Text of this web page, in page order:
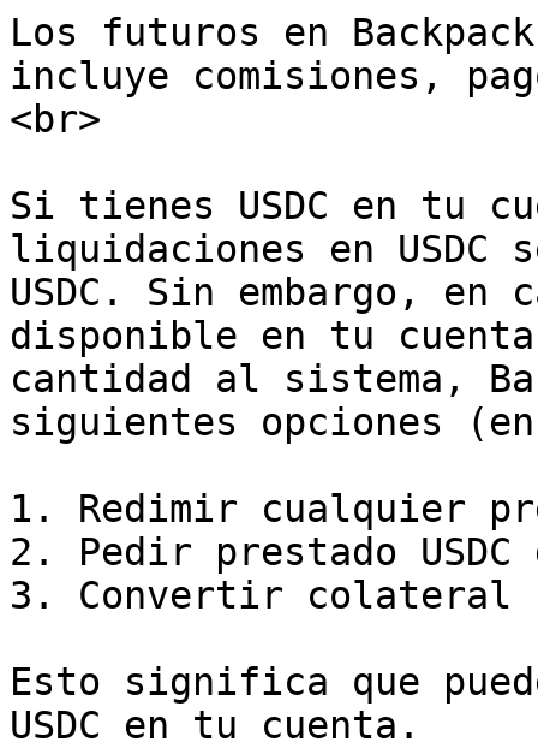
Los futuros en
incluye comisiones,
<br>
Si tienes USDC en tu
liquidaciones en
USDC. Sin embargo, en
disponible en tu
cantidad al sistema,
siguientes opciones
1. Redimir cualquier
2. Pedir prestado
3. Convertir colateral
Esto significa que
USDC en tu cuenta.